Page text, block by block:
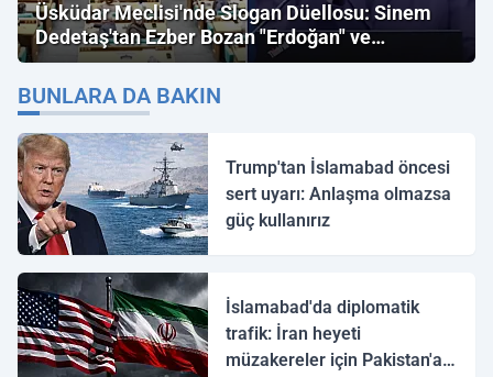
Üsküdar Meclisi'nde Slogan Düellosu: Sinem
Dedetaş'tan Ezber Bozan "Erdoğan" ve
"İmamoğlu" Çıkışı!
BUNLARA DA BAKIN
Trump'tan İslamabad öncesi
sert uyarı: Anlaşma olmazsa
güç kullanırız
İslamabad'da diplomatik
trafik: İran heyeti
müzakereler için Pakistan'a